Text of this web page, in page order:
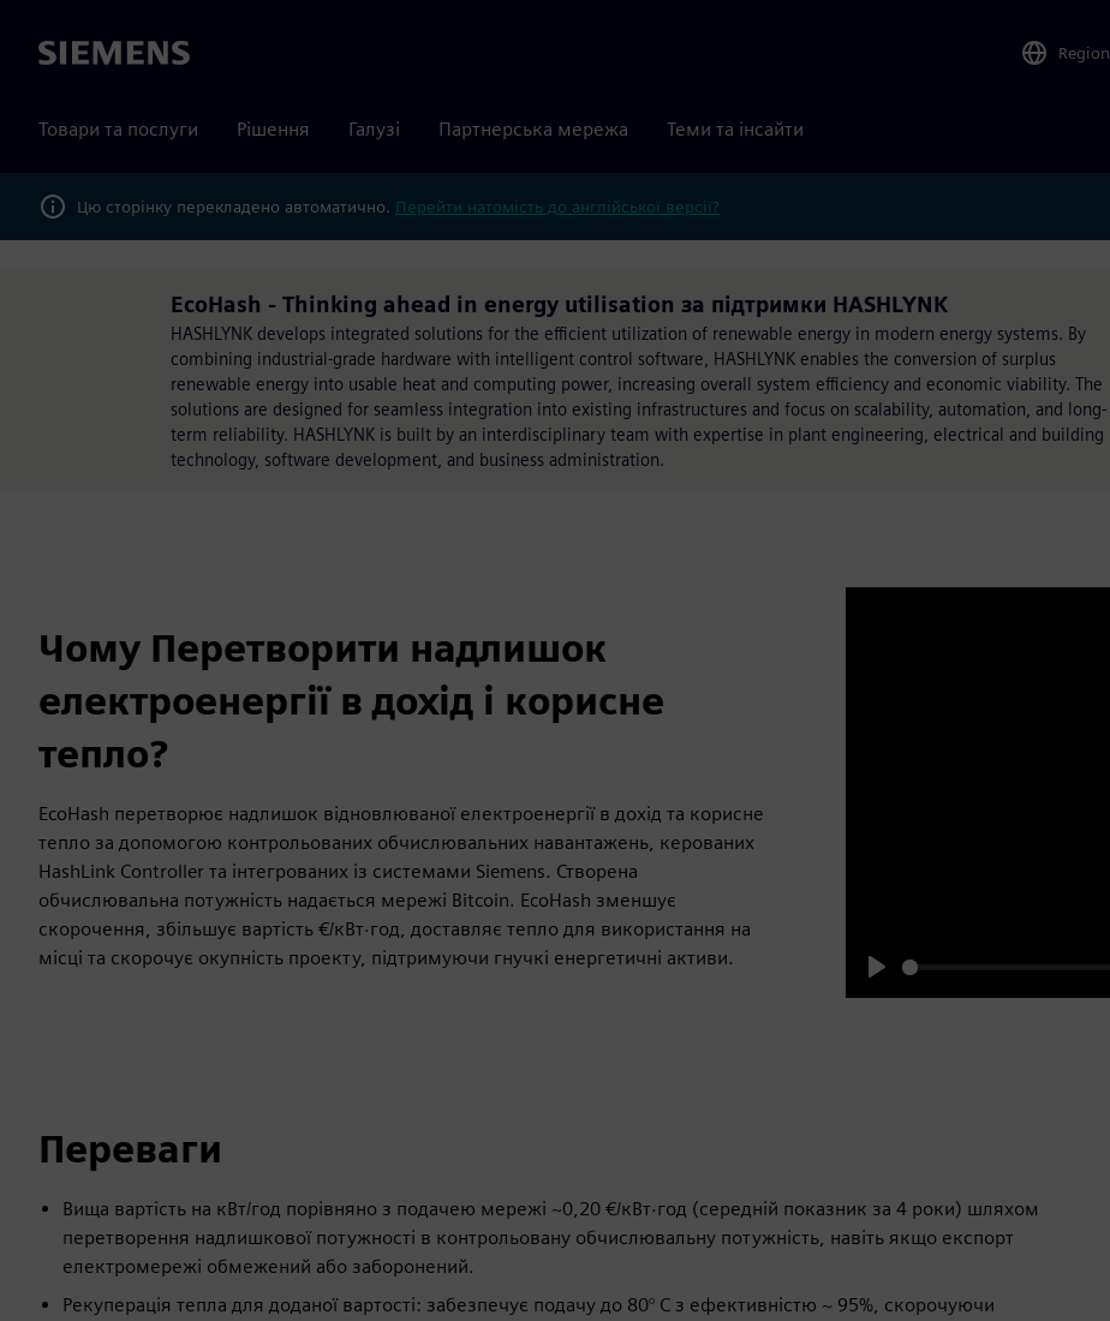
Siemens Region
Товари та послуги Рішення Галузі Партнерська мережа Теми та інсайти
Цю сторінку перекладено автоматично. Перейти натомість до англійської версії?
EcoHash - Thinking ahead in energy utilisation за підтримки HASHLYNK
HASHLYNK develops integrated solutions for the efficient utilization of renewable energy in modern energy systems. By
combining industrial-grade hardware with intelligent control software, HASHLYNK enables the conversion of surplus
renewable energy into usable heat and computing power, increasing overall system efficiency and economic viability. The
solutions are designed for seamless integration into existing infrastructures and focus on scalability, automation, and long-
term reliability. HASHLYNK is built by an interdisciplinary team with expertise in plant engineering, electrical and building
technology, software development, and business administration.
Чому Перетворити надлишок
електроенергії в дохід і корисне
тепло?
EcoHash перетворює надлишок відновлюваної електроенергії в дохід та корисне
тепло за допомогою контрольованих обчислювальних навантажень, керованих
HashLink Controller та інтегрованих із системами Siemens. Створена
обчислювальна потужність надається мережі Bitcoin. EcoHash зменшує
скорочення, збільшує вартість €/кВт·год, доставляє тепло для використання на
місці та скорочує окупність проекту, підтримуючи гнучкі енергетичні активи.
Play
Переваги
Вища вартість на кВт/год порівняно з подачею мережі ~0,20 €/кВт·год (середній показник за 4 роки) шляхом
перетворення надлишкової потужності в контрольовану обчислювальну потужність, навіть якщо експорт
електромережі обмежений або заборонений.
Рекуперація тепла для доданої вартості: забезпечує подачу до 80° C з ефективністю ~ 95%, скорочуючи